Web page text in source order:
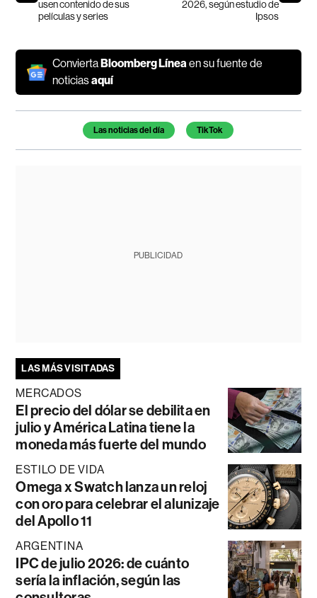
usen contenido de sus
películas y series
2026, según estudio de
Ipsos
Convierta Bloomberg Líneaen su fuente de
noticiasaquí
Temas de este artículo
Las noticias del día TikTok
PUBLICIDAD
LAS MÁS VISITADAS
MERCADOS
El precio del dólar se debilita en
julio y América Latina tiene la
moneda más fuerte del mundo
ESTILO DE VIDA
Omega x Swatch lanza un reloj
con oro para celebrar el alunizaje
del Apollo 11
ARGENTINA
IPC de julio 2026: de cuánto
sería la inflación, según las